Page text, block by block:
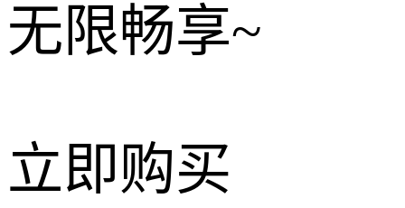
无限畅享~
立即购买